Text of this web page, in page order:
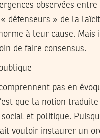
observées
« défenseurs » de la
à leur cause.
de faire consensus.
pas en
que la notion
social et politique.
vouloir instaurer un